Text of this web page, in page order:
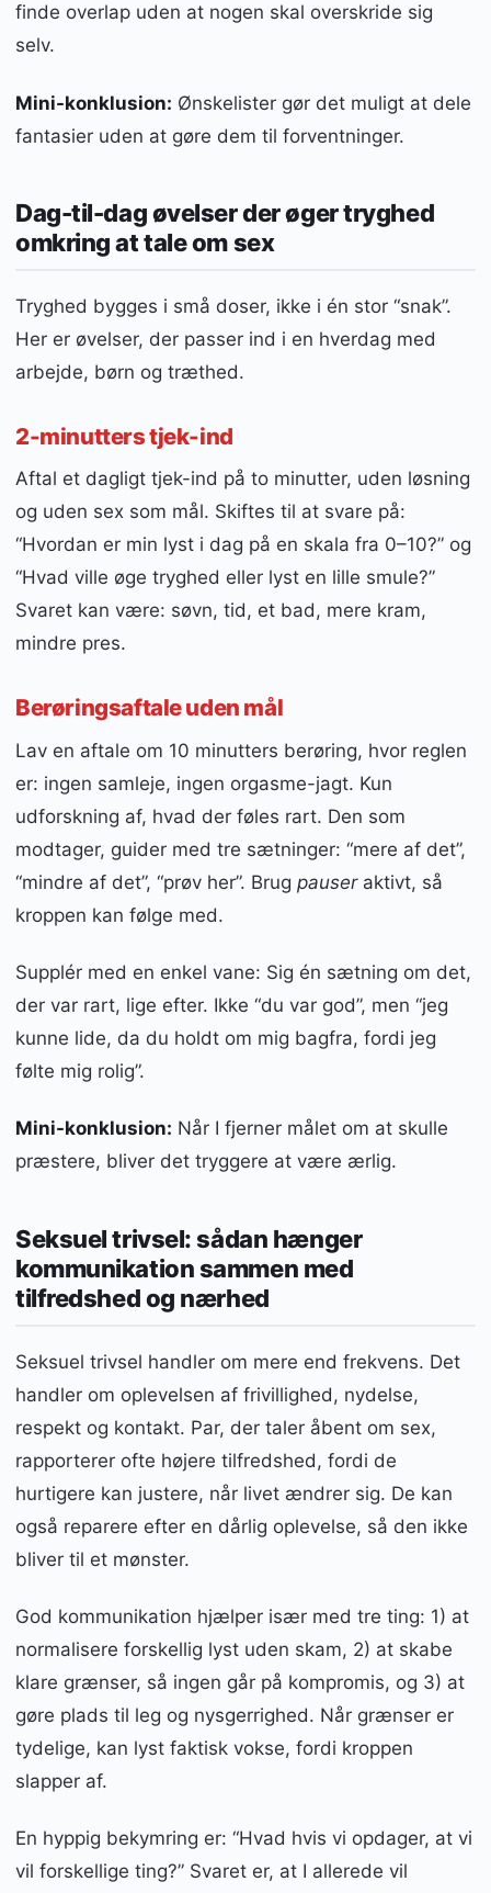
finde overlap uden at nogen skal overskride sig
selv.
Mini-konklusion: Ønskelister gør det muligt at dele
fantasier uden at gøre dem til forventninger.
Dag-til-dag øvelser der øger tryghed
omkring at tale om sex
Tryghed bygges i små doser, ikke i én stor “snak”.
Her er øvelser, der passer ind i en hverdag med
arbejde, børn og træthed.
2-minutters tjek-ind
Aftal et dagligt tjek-ind på to minutter, uden løsning
og uden sex som mål. Skiftes til at svare på:
“Hvordan er min lyst i dag på en skala fra 0–10?” og
“Hvad ville øge tryghed eller lyst en lille smule?”
Svaret kan være: søvn, tid, et bad, mere kram,
mindre pres.
Berøringsaftale uden mål
Lav en aftale om 10 minutters berøring, hvor reglen
er: ingen samleje, ingen orgasme-jagt. Kun
udforskning af, hvad der føles rart. Den som
modtager, guider med tre sætninger: “mere af det”,
“mindre af det”, “prøv her”. Brug pauseraktivt, så
kroppen kan følge med.
Supplér med en enkel vane: Sig én sætning om det,
der var rart, lige efter. Ikke “du var god”, men “jeg
kunne lide, da du holdt om mig bagfra, fordi jeg
følte mig rolig”.
Mini-konklusion: Når I fjerner målet om at skulle
præstere, bliver det tryggere at være ærlig.
Seksuel trivsel: sådan hænger
kommunikation sammen med
tilfredshed og nærhed
Seksuel trivsel handler om mere end frekvens. Det
handler om oplevelsen af frivillighed, nydelse,
respekt og kontakt. Par, der taler åbent om sex,
rapporterer ofte højere tilfredshed, fordi de
hurtigere kan justere, når livet ændrer sig. De kan
også reparere efter en dårlig oplevelse, så den ikke
bliver til et mønster.
God kommunikation hjælper især med tre ting: 1) at
normalisere forskellig lyst uden skam, 2) at skabe
klare grænser, så ingen går på kompromis, og 3) at
gøre plads til leg og nysgerrighed. Når grænser er
tydelige, kan lyst faktisk vokse, fordi kroppen
slapper af.
En hyppig bekymring er: “Hvad hvis vi opdager, at vi
vil forskellige ting?” Svaret er, at I allerede vil